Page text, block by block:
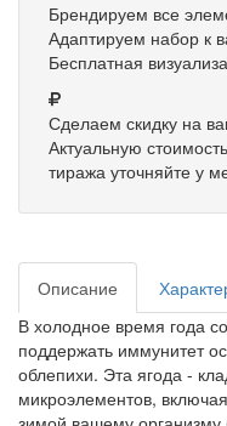
Брендируем все
Адаптируем набор к
Бесплатная
Сделаем скидку на
Актуальную
тиража уточняйте у
Описание
В холодное время года
поддержать иммунитет
облепихи. Эта ягода -
микроэлементов,